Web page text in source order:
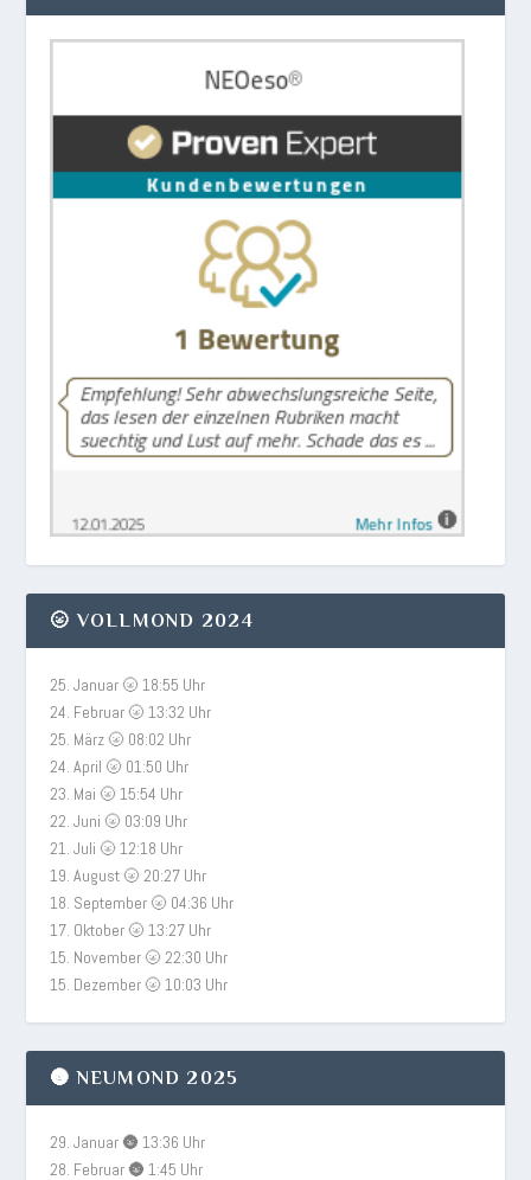
🌝 VOLLMOND 2024
25. Januar 🌝 18:55 Uhr
24. Februar 🌝 13:32 Uhr
25. März 🌝 08:02 Uhr
24. April 🌝 01:50 Uhr
23. Mai 🌝 15:54 Uhr
22. Juni 🌝 03:09 Uhr
21. Juli 🌝 12:18 Uhr
19. August 🌝 20:27 Uhr
18. September 🌝 04:36 Uhr
17. Oktober 🌝 13:27 Uhr
15. November 🌝 22:30 Uhr
15. Dezember 🌝 10:03 Uhr
🌚 NEUMOND 2025
29. Januar 🌚 13:36 Uhr
28. Februar 🌚 1:45 Uhr